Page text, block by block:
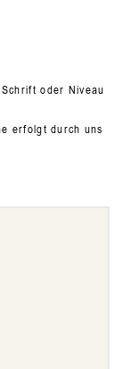
oder Niveau
erfolgt durch uns